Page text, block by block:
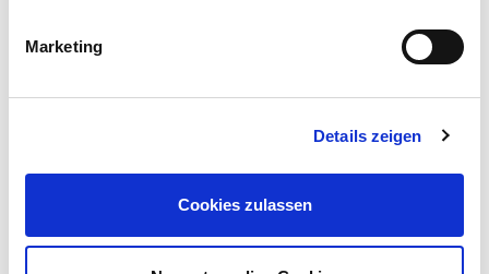
Marketing
Details zeigen
Cookies zulassen